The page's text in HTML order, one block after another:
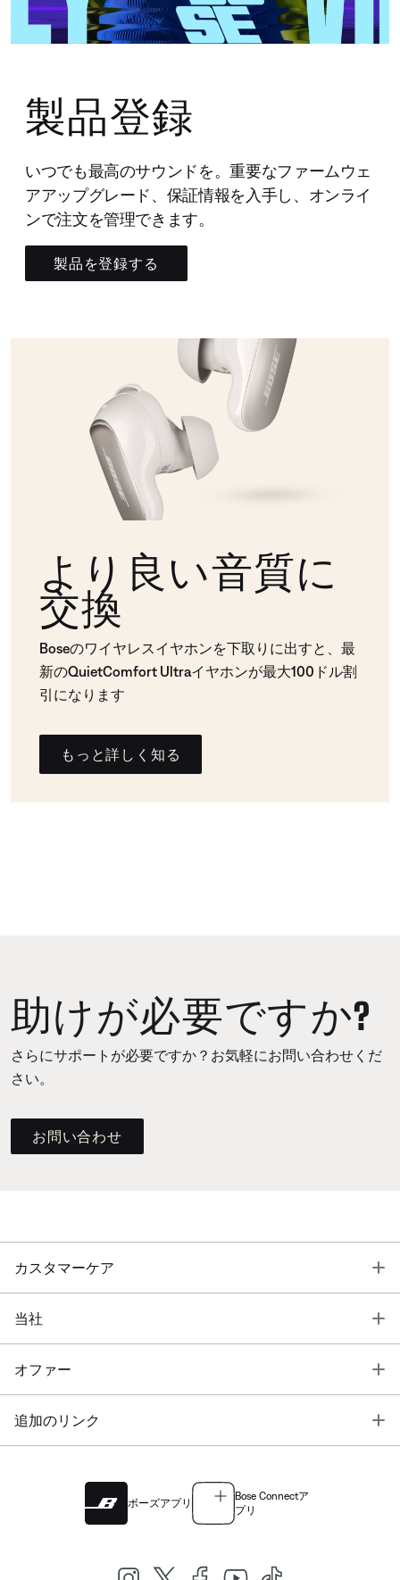
製品登録
いつでも最高のサウンドを。重要なファームウェ
アアップグレード、保証情報を入手し、オンライ
ンで注文を管理できます。
製品を登録する
より良い音質に
交換
Boseのワイヤレスイヤホンを下取りに出すと、最
新のQuietComfort Ultraイヤホンが最大100ドル割
引になります
もっと詳しく知る
助けが必要ですか?
さらにサポートが必要ですか？お気軽にお問い合わせくだ
さい。
お問い合わせ
カスタマーケア
当社
オファー
追加のリンク
ボーズアプリ
Bose Connectア
プリ